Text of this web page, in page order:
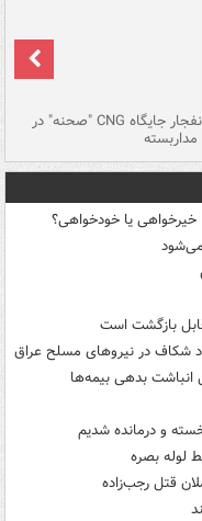
لحظه انفجار جایگاه CNG "صحنه" در
خیرخواهی یا خودخواهی؟
می‌شود
بازگشت است
شکاف در نیروهای مسلح عراق
انباشت بدهی بیمه‌ها
لوله بصره
قتل رجب‌زاده